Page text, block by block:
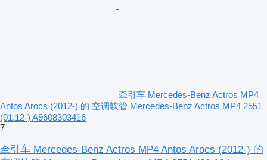
牵引车 Mercedes-Benz Actros MP4
Antos Arocs (2012-) 的 空调软管 Mercedes-Benz Actros MP4 2551
(01.12-) A9608303416
7
牵引车 Mercedes-Benz Actros MP4 Antos Arocs (2012-) 的